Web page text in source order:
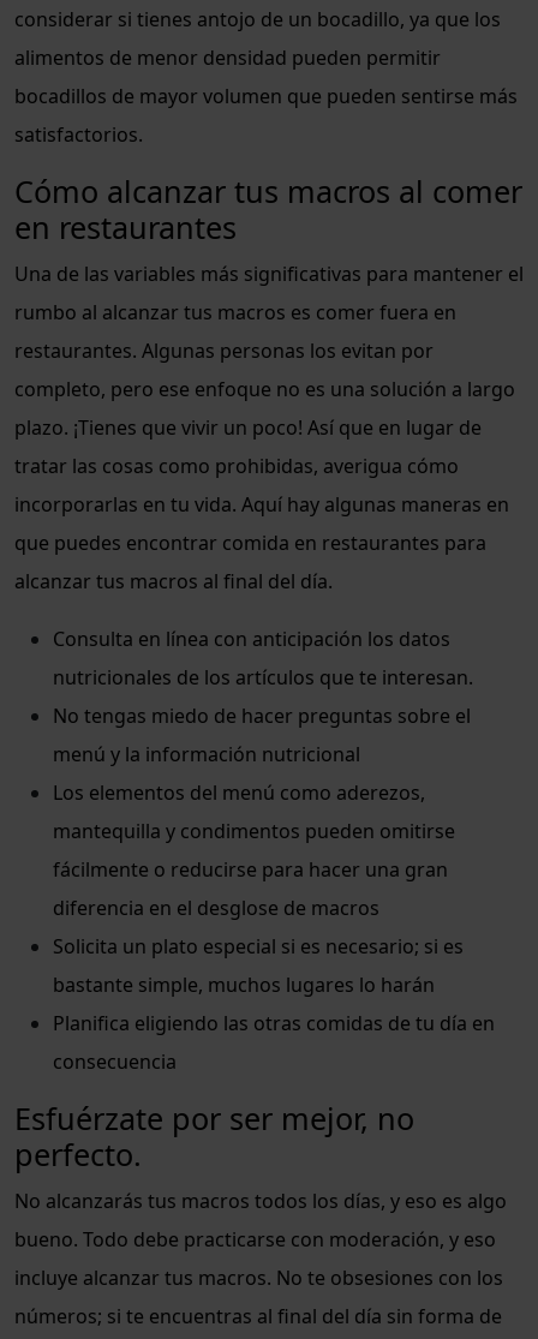
considerar si tienes antojo de un bocadillo, ya que los
alimentos de menor densidad pueden permitir
bocadillos de mayor volumen que pueden sentirse más
satisfactorios.
Cómo alcanzar tus macros al comer
en restaurantes
Una de las variables más significativas para mantener el
rumbo al alcanzar tus macros es comer fuera en
restaurantes. Algunas personas los evitan por
completo, pero ese enfoque no es una solución a largo
plazo. ¡Tienes que vivir un poco! Así que en lugar de
tratar las cosas como prohibidas, averigua cómo
incorporarlas en tu vida. Aquí hay algunas maneras en
que puedes encontrar comida en restaurantes para
alcanzar tus macros al final del día.
Consulta en línea con anticipación los datos
nutricionales de los artículos que te interesan.
No tengas miedo de hacer preguntas sobre el
menú y la información nutricional
Los elementos del menú como aderezos,
mantequilla y condimentos pueden omitirse
fácilmente o reducirse para hacer una gran
diferencia en el desglose de macros
Solicita un plato especial si es necesario; si es
bastante simple, muchos lugares lo harán
Planifica eligiendo las otras comidas de tu día en
consecuencia
Esfuérzate por ser mejor, no
perfecto.
No alcanzarás tus macros todos los días, y eso es algo
bueno. Todo debe practicarse con moderación, y eso
incluye alcanzar tus macros. No te obsesiones con los
números; si te encuentras al final del día sin forma de